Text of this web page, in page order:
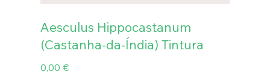
Aesculus Hippocastanum
(Castanha-da-Índia) Tintura
Preço
0,00 €